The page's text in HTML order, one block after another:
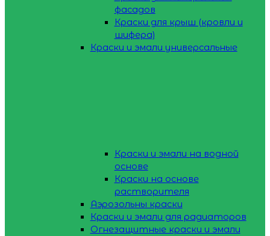
фасадов
Краски для крыш (кровли и
шифера)
Краски и эмали универсальные
Краски и эмали на водной
основе
Краски на основе
растворителя
Аэрозольны краски
Краски и эмали для радиаторов
Огнезащитные краски и эмали